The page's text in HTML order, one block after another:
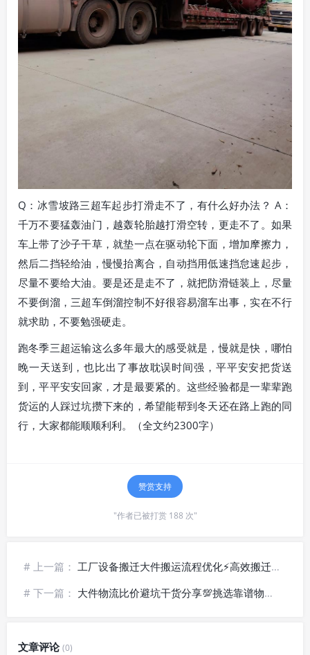
Q：冰雪坡路三超车起步打滑走不了，有什么好办法？ A：
千万不要猛轰油门，越轰轮胎越打滑空转，更走不了。如果
车上带了沙子干草，就垫一点在驱动轮下面，增加摩擦力，
然后二挡轻给油，慢慢抬离合，自动挡用低速挡怠速起步，
尽量不要给大油。要是还是走不了，就把防滑链装上，尽量
不要倒溜，三超车倒溜控制不好很容易溜车出事，实在不行
就求助，不要勉强硬走。
跑冬季三超运输这么多年最大的感受就是，慢就是快，哪怕
晚一天送到，也比出了事故耽误时间强，平平安安把货送
到，平平安安回家，才是最要紧的。这些经验都是一辈辈跑
货运的人踩过坑攒下来的，希望能帮到冬天还在路上跑的同
行，大家都能顺顺利利。（全文约2300字）
赞赏支持
"作者已被打赏 188 次"
# 上一篇： 工厂设备搬迁大件搬运流程优化⚡高效搬迁作业实操方法
# 下一篇： 大件物流比价避坑干货分享💯挑选靠谱物流公司小技巧
文章评论(0)